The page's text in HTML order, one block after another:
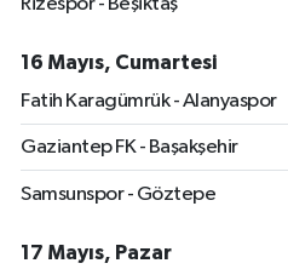
Rizespor - Beşiktaş
16 Mayıs, Cumartesi
Fatih Karagümrük - Alanyaspor
Gaziantep FK - Başakşehir
Samsunspor - Göztepe
17 Mayıs, Pazar